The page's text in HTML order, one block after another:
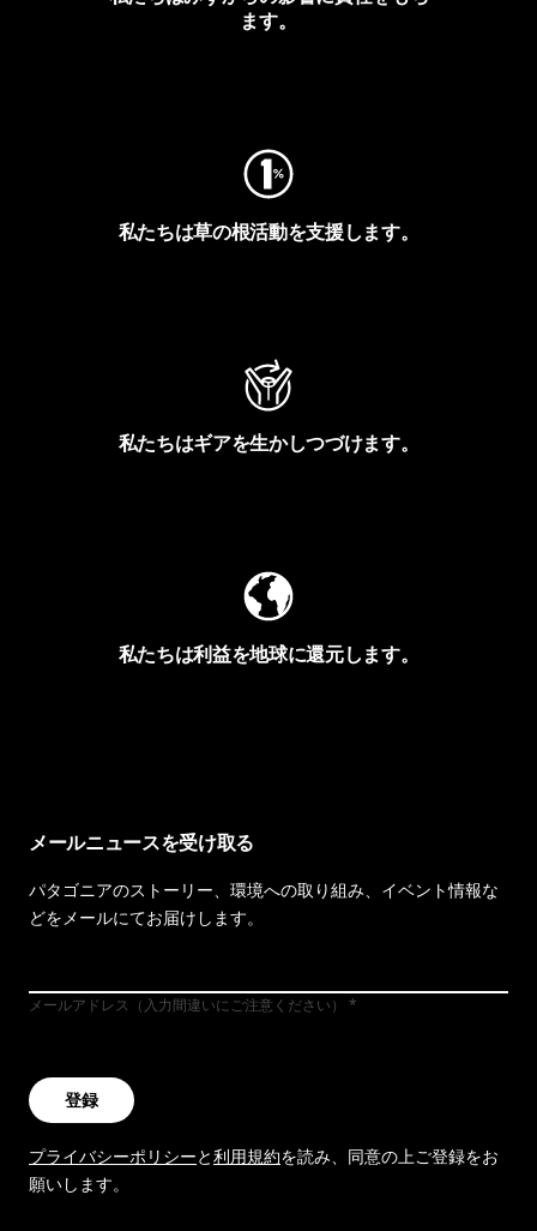
ます。
私たちは草の根活動を支援します。
私たちはギアを生かしつづけます。
私たちは利益を地球に還元します。
メールニュースを受け取る
パタゴニアのストーリー、環境への取り組み、イベント情報な
どをメールにてお届けします。
メールアドレス（入力間違いにご注意ください）
登録
プライバシーポリシーと利用規約を読み、同意の上ご登録をお
願いします。